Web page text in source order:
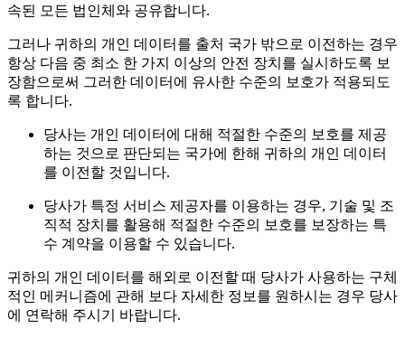
속된 모든 법인체와 공유합니다.
그러나 귀하의 개인 데이터를 출처 국가 밖으로 이전하는 경우
항상 다음 중 최소 한 가지 이상의 안전 장치를 실시하도록 보
장함으로써 그러한 데이터에 유사한 수준의 보호가 적용되도
록 합니다.
당사는 개인 데이터에 대해 적절한 수준의 보호를 제공
하는 것으로 판단되는 국가에 한해 귀하의 개인 데이터
를 이전할 것입니다.
당사가 특정 서비스 제공자를 이용하는 경우, 기술 및 조
직적 장치를 활용해 적절한 수준의 보호를 보장하는 특
수 계약을 이용할 수 있습니다.
귀하의 개인 데이터를 해외로 이전할 때 당사가 사용하는 구체
적인 메커니즘에 관해 보다 자세한 정보를 원하시는 경우 당사
에 연락해 주시기 바랍니다.